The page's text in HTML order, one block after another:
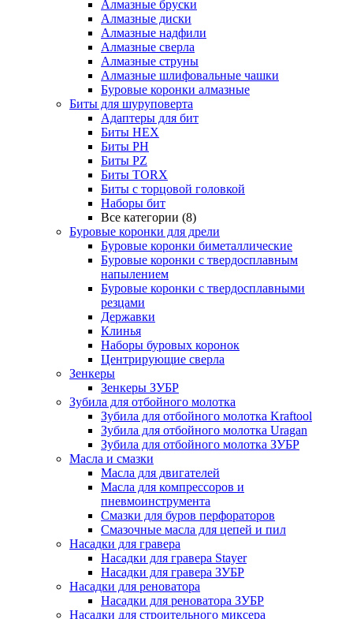
Алмазные бруски
Алмазные диски
Алмазные надфили
Алмазные сверла
Алмазные струны
Алмазные шлифовальные чашки
Буровые коронки алмазные
Биты для шуруповерта
Адаптеры для бит
Биты HEX
Биты PH
Биты PZ
Биты TORX
Биты с торцовой головкой
Наборы бит
Все категории (8)
Буровые коронки для дрели
Буровые коронки биметаллические
Буровые коронки с твердосплавным
напылением
Буровые коронки с твердосплавными
резцами
Державки
Клинья
Наборы буровых коронок
Центрирующие сверла
Зенкеры
Зенкеры ЗУБР
Зубила для отбойного молотка
Зубила для отбойного молотка Kraftool
Зубила для отбойного молотка Uragan
Зубила для отбойного молотка ЗУБР
Масла и смазки
Масла для двигателей
Масла для компрессоров и
пневмоинструмента
Смазки для буров перфораторов
Смазочные масла для цепей и пил
Насадки для гравера
Насадки для гравера Stayer
Насадки для гравера ЗУБР
Насадки для реноватора
Насадки для реноватора ЗУБР
Насадки для строительного миксера